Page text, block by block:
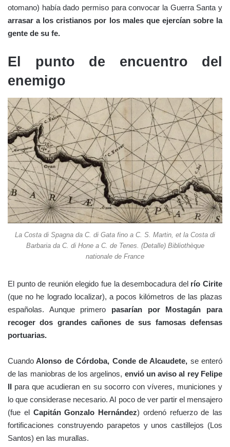
otomano) había dado permiso para convocar la Guerra Santa y
arrasar a los cristianos por los males que ejercían sobre la
gente de su fe.
El punto de encuentro del
enemigo
La Costa di Spagna da C. di Gata fino a C. S. Martin, et la Costa di
Barbaria da C. di Hone a C. de Tenes. (Detalle) Bibliothèque
nationale de France
El punto de reunión elegido fue la desembocadura del río Cirite
(que no he logrado localizar), a pocos kilómetros de las plazas
españolas. Aunque primero pasarían por Mostagán para
recoger dos grandes cañones de sus famosas defensas
portuarias.
Cuando Alonso de Córdoba, Conde de Alcaudete, se enteró
de las maniobras de los argelinos, envió un aviso al rey Felipe
II para que acudieran en su socorro con víveres, municiones y
lo que considerase necesario. Al poco de ver partir el mensajero
(fue el Capitán Gonzalo Hernández) ordenó refuerzo de las
fortificaciones construyendo parapetos y unos castillejos (Los
Santos) en las murallas.